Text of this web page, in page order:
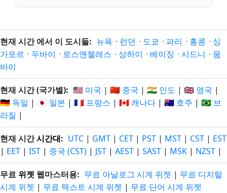
현재 시간 에서 이 도시들: 뉴욕 · 런던 · 도쿄 · 파리 · 홍콩 · 싱
가포르 · 두바이 · 로스앤젤레스 · 상하이 · 베이징 · 시드니 · 뭄
바이
현재 시간 (국가별): 🇺🇸 미국 | 🇨🇳 중국 | 🇮🇳 인도 | 🇬🇧 영국 |
🇩🇪 독일 | 🇯🇵 일본 | 🇫🇷 프랑스 | 🇨🇦 캐나다 | 🇦🇺 호주 | 🇧🇷 브
라질 |
현재 시간시간대: UTC | GMT | CET | PST | MST | CST | EST
| EET | IST | 중국 (CST) | JST | AEST | SAST | MSK | NZST |
무료 위젯 웹마스터용: 무료 아날로그 시계 위젯 | 무료 디지털
시계 위젯 | 무료 텍스트 시계 위젯 | 무료 단어 시계 위젯